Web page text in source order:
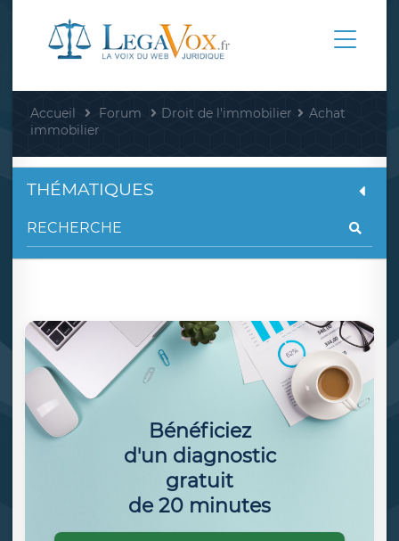
Accueil Forum Droit de l'immobilier
Achat
immobilier
THÉMATIQUES
Bénéficiez
d'un diagnostic
gratuit
de 20 minutes